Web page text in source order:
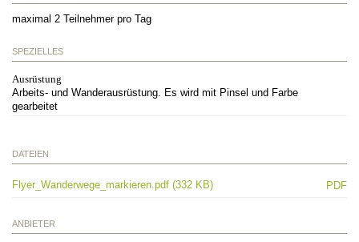
maximal 2 Teilnehmer pro Tag
SPEZIELLES
Ausrüstung
Arbeits- und Wanderausrüstung. Es wird mit Pinsel und Farbe
gearbeitet
DATEIEN
Flyer_Wanderwege_markieren.pdf (332 KB) PDF
ANBIETER